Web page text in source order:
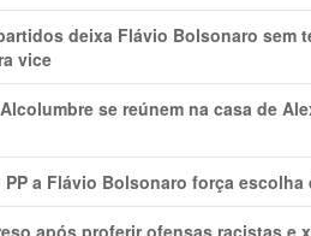
deixa Flávio Bolsonaro sem
vice
se reúnem na casa de
PP a Flávio Bolsonaro força
após proferir ofensas racistas e